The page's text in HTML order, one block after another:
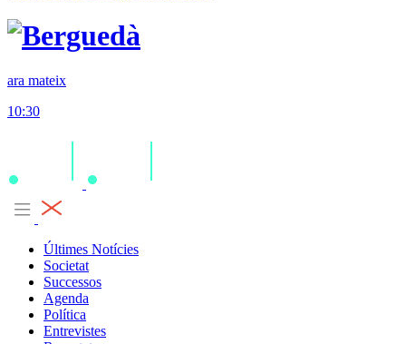
ara mateix
10:30
Últimes Notícies
Societat
Successos
Agenda
Política
Entrevistes